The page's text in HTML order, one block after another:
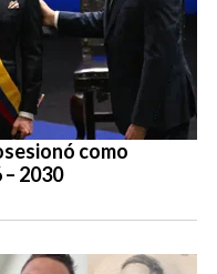
como
2030